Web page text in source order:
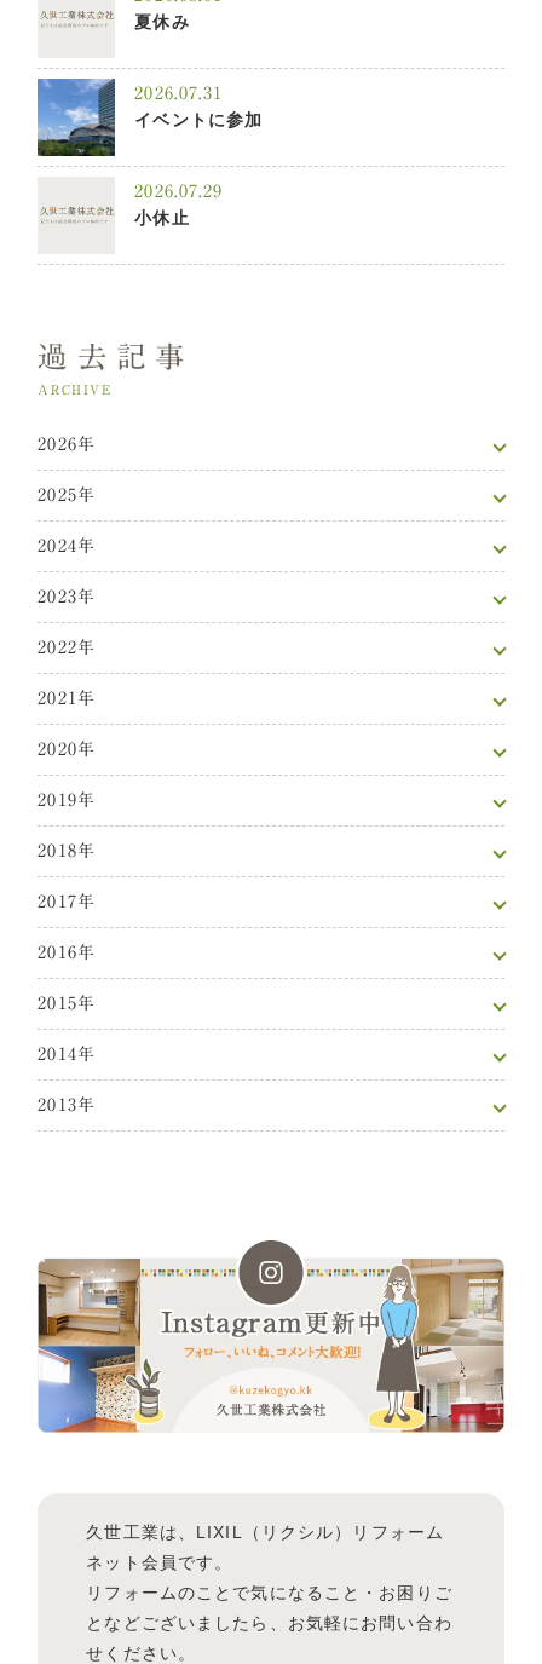
夏休み
2026.07.31
イベントに参加
2026.07.29
小休止
過去記事
ARCHIVE
2026年
2025年
2024年
2023年
2022年
2021年
2020年
2019年
2018年
2017年
2016年
2015年
2014年
2013年
久世工業は、LIXIL（リクシル）リフォーム
ネット会員です。
リフォームのことで気になること・お困りご
となどございましたら、お気軽にお問い合わ
せください。